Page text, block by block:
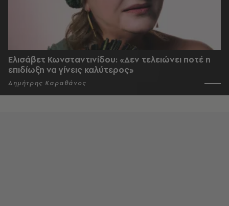
Ελισάβετ Κωνσταντινίδου: «Δεν τελειώνει ποτέ η
επιδίωξη να γίνεις καλύτερος»
Δημήτρης Καραθάνος